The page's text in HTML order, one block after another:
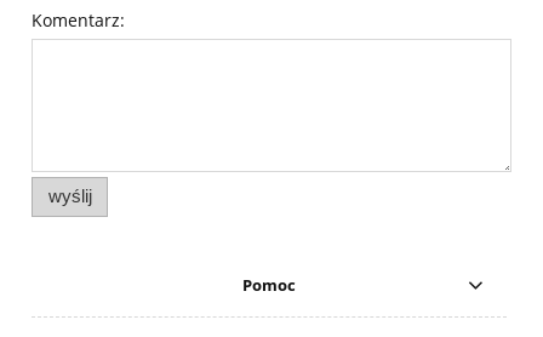
Komentarz:
wyślij
Pomoc